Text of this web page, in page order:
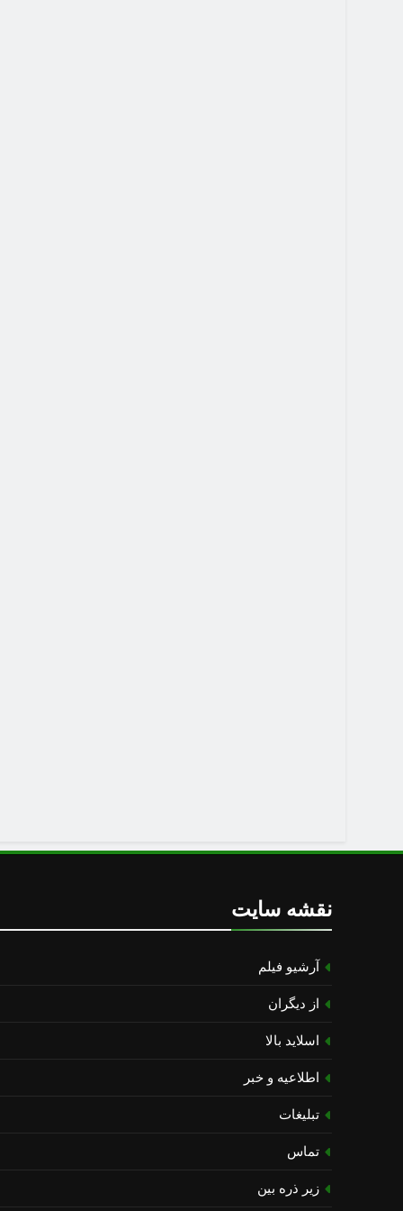
نقشه سایت
آرشیو فیلم
از دیگران
اسلاید بالا
اطلاعیه و خبر
تبلیغات
تماس
زیر ذره بین